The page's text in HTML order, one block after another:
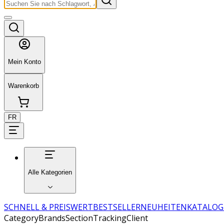
Mein Konto
Warenkorb
FR
Alle Kategorien
SCHNELL & PREISWERTBESTSELLERNEUHEITENKATALOG
CategoryBrandsSectionTrackingClient